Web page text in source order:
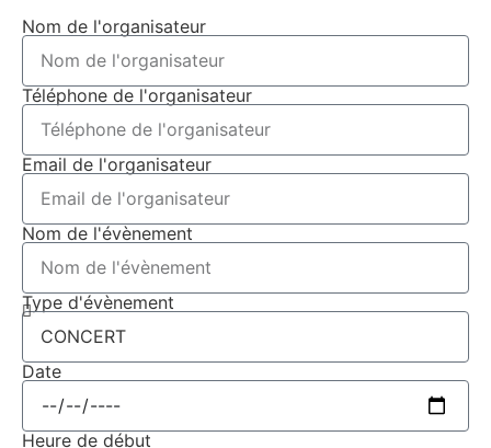
Nom de l'organisateur
Téléphone de l'organisateur
Email de l'organisateur
Nom de l'évènement
Type d'évènement
Date
Heure de début